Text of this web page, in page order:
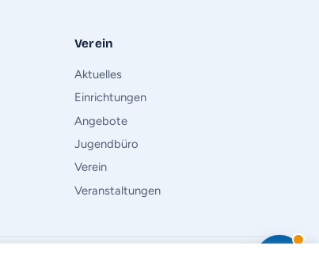
Verein
Aktuelles
Einrichtungen
Angebote
Jugendbüro
Verein
Veranstaltungen